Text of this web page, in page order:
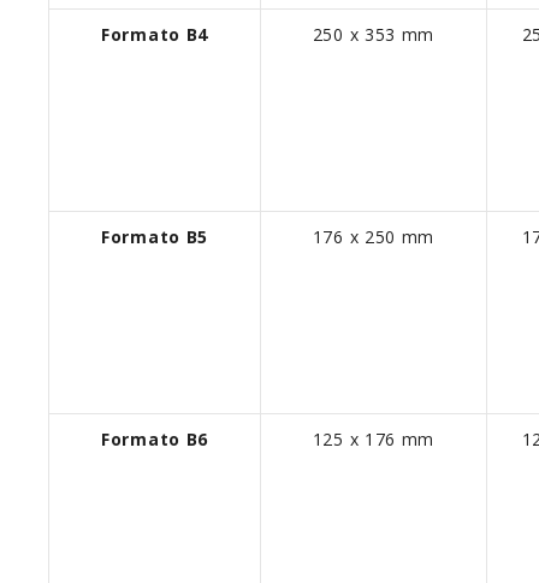
Formato B4 250 x 353 mm
Formato B5 176 x 250 mm
Formato B6 125 x 176 mm